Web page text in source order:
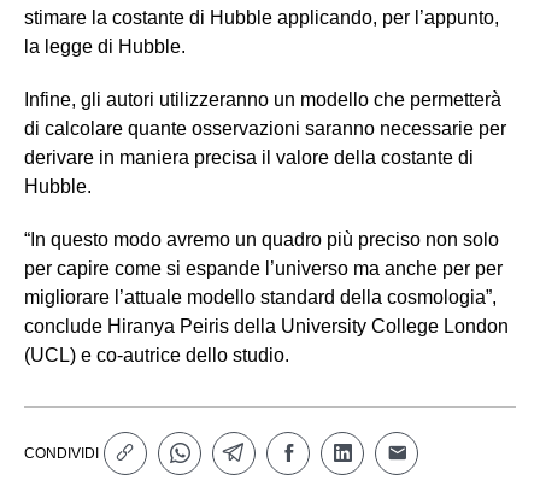
stimare la costante di Hubble applicando, per l’appunto,
la legge di Hubble.
Infine, gli autori utilizzeranno un modello che permetterà
di calcolare quante osservazioni saranno necessarie per
derivare in maniera precisa il valore della costante di
Hubble.
“In questo modo avremo un quadro più preciso non solo
per capire come si espande l’universo ma anche per per
migliorare l’attuale modello standard della cosmologia”,
conclude Hiranya Peiris della University College London
(UCL) e co-autrice dello studio.
CONDIVIDI